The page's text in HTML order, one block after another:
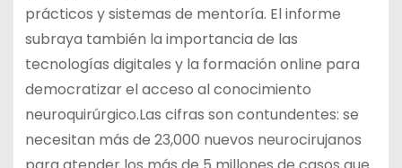
prácticos y sistemas de mentoría. El informe
subraya también la importancia de las
tecnologías digitales y la formación online para
democratizar el acceso al conocimiento
neuroquirúrgico.Las cifras son contundentes: se
necesitan más de 23,000 nuevos neurocirujanos